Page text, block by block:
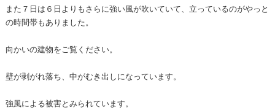
また７日は６日よりもさらに強い風が吹いていて、立っているのがやっと
の時間帯もありました。
向かいの建物をご覧ください。
壁が剥がれ落ち、中がむき出しになっています。
強風による被害とみられています。